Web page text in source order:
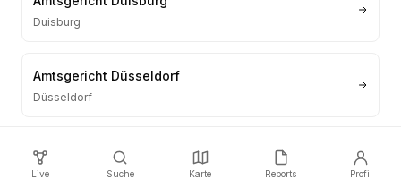
Duisburg
Amtsgericht Düsseldorf
Düsseldorf
Amtsgericht Essen
Essen
Live Suche Karte Reports Profil